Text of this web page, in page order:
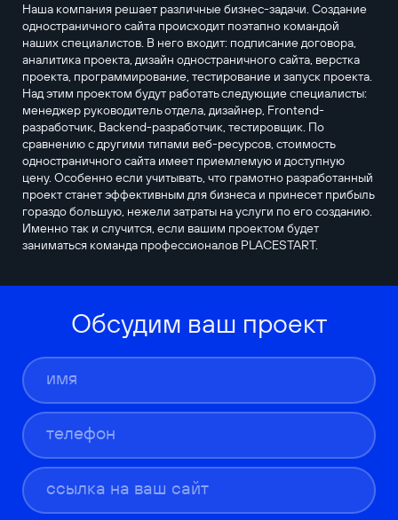
Наша компания решает различные бизнес-задачи. Создание
одностраничного сайта происходит поэтапно командой
наших специалистов. В него входит: подписание договора,
аналитика проекта, дизайн одностраничного сайта, верстка
проекта, программирование, тестирование и запуск проекта.
Над этим проектом будут работать следующие специалисты:
менеджер руководитель отдела, дизайнер, Frontend-
разработчик, Backend-разработчик, тестировщик. По
сравнению с другими типами веб-ресурсов, стоимость
одностраничного сайта имеет приемлемую и доступную
цену. Особенно если учитывать, что грамотно разработанный
проект станет эффективным для бизнеса и принесет прибыль
гораздо большую, нежели затраты на услуги по его созданию.
Именно так и случится, если вашим проектом будет
заниматься команда профессионалов PLACESTART.
Обсудим ваш проект